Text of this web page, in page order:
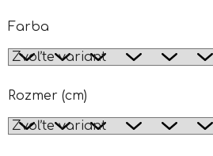
Farba
Rozmer (cm)